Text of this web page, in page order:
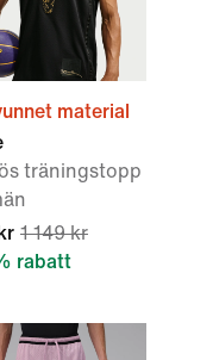
material
träningstopp
1 149 kr
rabatt